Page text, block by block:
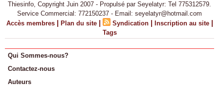
Thiesinfo, Copyright Juin 2007 - Propulsé par Seyelatyr: Tel 775312579.
Service Commercial: 772150237 - Email: seyelatyr@hotmail.com
Accès membres | Plan du site | Syndication | Inscription au site |
Tags
Qui Sommes-nous?
Contactez-nous
Auteurs